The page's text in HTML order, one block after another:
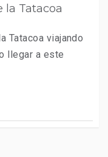
la Tatacoa
Tatacoa viajando
llegar a este